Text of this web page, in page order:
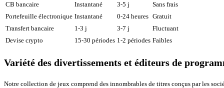
CB bancaire
Instantané 3-5 j
Sans frais
Portefeuille électronique Instantané 0-24 heures Gratuit
Transfert bancaire
1-3 j 3-7 j
Fluctuant
Devise crypto
15-30 périodes 1-2 périodes Faibles
Variété des divertissements et éditeurs de
Notre collection de jeux comprend des innombrables de titres conçus par les